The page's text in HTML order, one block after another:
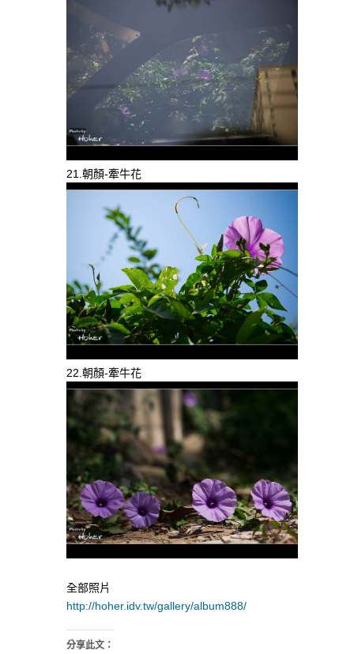
21.朝顏-牽牛花
22.朝顏-牽牛花
全部照片
http://hoher.idv.tw/gallery/album888/
分享此文：